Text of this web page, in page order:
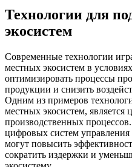
Технологии для
экосистем
Современные технологии
местных экосистем в
оптимизировать процессы
продукции и снизить
Одним из примеров
местных экосистем, является
производственных
цифровых систем
могут повысить
сократить издержки и